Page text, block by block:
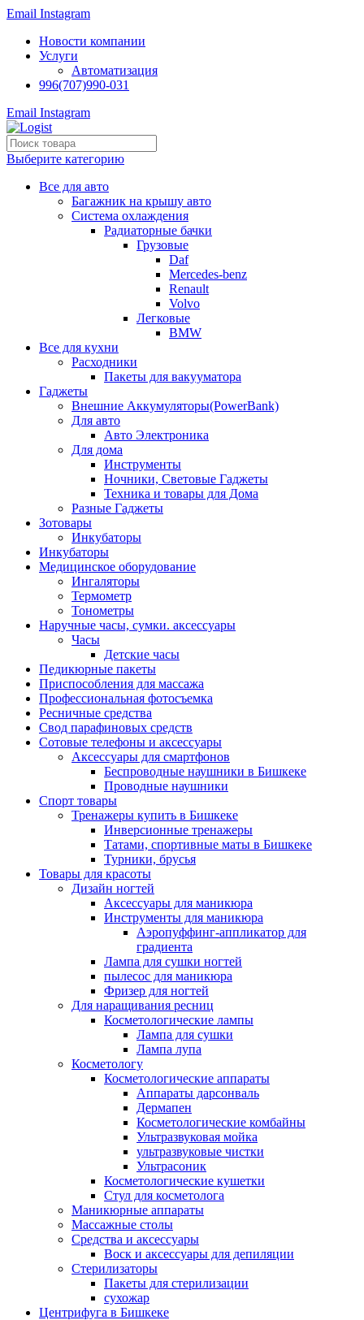
Email Instagram
Новости компании
Услуги
Автоматизация
996(707)990-031
Email Instagram
Выберите категорию
Все для авто
Багажник на крышу авто
Система охлаждения
Радиаторные бачки
Грузовые
Daf
Mercedes-benz
Renault
Volvo
Легковые
BMW
Все для кухни
Расходники
Пакеты для вакууматора
Гаджеты
Внешние Аккумуляторы(PowerBank)
Для авто
Авто Электроника
Для дома
Инструменты
Ночники, Световые Гаджеты
Техника и товары для Дома
Разные Гаджеты
Зотовары
Инкубаторы
Инкубаторы
Медицинское оборудование
Ингаляторы
Термометр
Тонометры
Наручные часы, сумки. аксессуары
Часы
Детские часы
Педикюрные пакеты
Приспособления для массажа
Профессиональная фотосъемка
Ресничные средства
Свод парафиновых средств
Сотовые телефоны и аксессуары
Аксессуары для смартфонов
Беспроводные наушники в Бишкеке
Проводные наушники
Спорт товары
Тренажеры купить в Бишкеке
Инверсионные тренажеры
Татами, спортивные маты в Бишкеке
Турники, брусья
Товары для красоты
Дизайн ногтей
Аксессуары для маникюра
Инструменты для маникюра
Аэропуффинг-аппликатор для
градиента
Лампа для сушки ногтей
пылесос для маникюра
Фризер для ногтей
Для наращивания ресниц
Косметологические лампы
Лампа для сушки
Лампа лупа
Косметологу
Косметологические аппараты
Аппараты дарсонваль
Дермапен
Косметологические комбайны
Ультразвуковая мойка
ультразвуковые чистки
Ультрасоник
Косметологические кушетки
Стул для косметолога
Маникюрные аппараты
Массажные столы
Средства и аксессуары
Воск и аксессуары для депиляции
Стерилизаторы
Пакеты для стерилизации
сухожар
Центрифуга в Бишкеке